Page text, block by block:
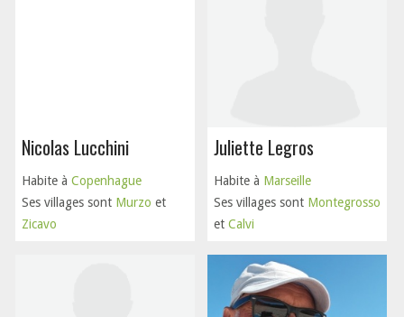
Nicolas Lucchini
Habite à Copenhague
Ses villages sont Murzo et
Zicavo
Juliette Legros
Habite à Marseille
Ses villages sont Montegrosso
et Calvi